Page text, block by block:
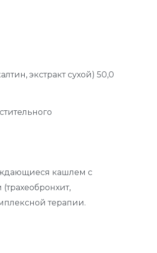
экстракт сухой) 50,0
кашлем с
терапии.